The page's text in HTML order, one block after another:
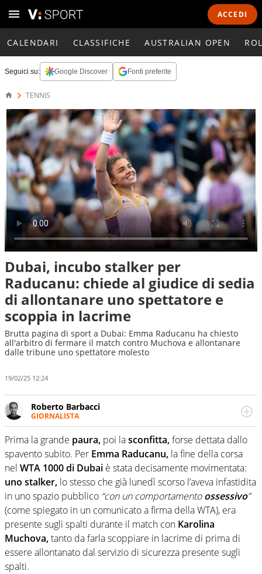
ACCEDI
CALENDARI CLASSIFICHE AUSTRALIAN OPEN
Seguici su: Google Discover Fonti preferite
TENNIS
Dubai, incubo stalker per
Raducanu: chiede al giudice di sedia
di allontanare uno spettatore e
scoppia in lacrime
Brutta pagina di sport a Dubai: Emma Raducanu ha chiesto
all'arbitro di fermare il match contro Muchova e allontanare
dalle tribune uno spettatore molesto
19/02/25 12:24
Roberto Barbacci
GIORNALISTA
Giornalista (pubblicista) sportivo a tutto campo, è il
tuttologo di Virgilio Sport. Provate a chiedergli di boxe, di
scherma, di volley o di curling: ve ne farà innamorare
Prima la grande paura, poi lasconfitta,forse dettata dallo
spavento subito. Per Emma Raducanu, la fine della corsa
nel WTA 1000 di Dubai è stata decisamente movimentata:
uno stalker, lo stesso che già lunedì scorso l’aveva infastidita
in uno spazio pubblico “con un comportamentoossessivo”
(come spiegato in un comunicato a firma della WTA), era
presente sugli spalti durante il match con Karolina
Muchova,tanto da farla scoppiare in lacrime di prima di
essere allontanato dal servizio di sicurezza presente sugli
spalti.